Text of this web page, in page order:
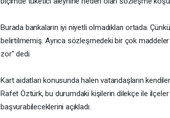
Burada bankaların iyi niyetli olmadıkları ortada.
belirtilmemiş. Ayrıca sözleşmedeki bir çok
zor" dedi.
Kart aidatları konusunda halen vatandaşların
Rafet Öztürk, bu durumdaki kişilerin dilekçe ile
başvurabileceklerini açıkladı.